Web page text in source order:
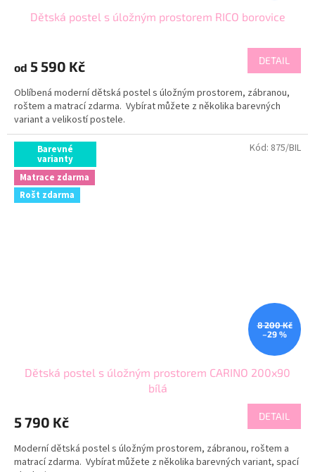
Dětská postel s úložným prostorem RICO borovice
od 5 590 Kč DETAIL
Oblíbená moderní dětská postel s úložným prostorem, zábranou,
roštem a matrací zdarma. Vybírat můžete z několika barevných
variant a velikostí postele.
Barevné
varianty
Matrace zdarma
Rošt zdarma
8 200 Kč
–29 %
Dětská postel s úložným prostorem CARINO 200x90
bílá
5 790 Kč DETAIL
Moderní dětská postel s úložným prostorem, zábranou, roštem a
matrací zdarma. Vybírat můžete z několika barevných variant, spací
Kód: 875/BIL